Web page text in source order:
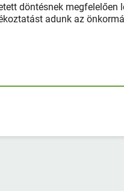
döntésnek
adunk az